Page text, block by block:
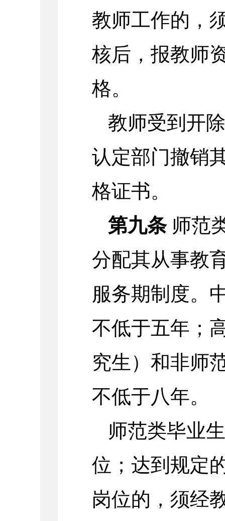
教师工作的，
核后，报教师
格。
教师受到开
认定部门撤销
格证书。
第九条师范
分配其从事教
服务期制度。
不低于五年；
究生）和非师
不低于八年。
师范类毕业
位；达到规定
岗位的，须经